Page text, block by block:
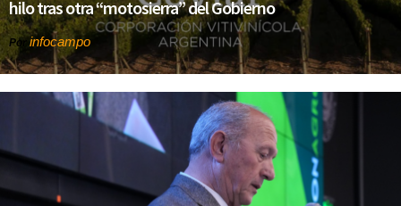
hilo tras otra “motosierra” del Gobierno
Por infocampo